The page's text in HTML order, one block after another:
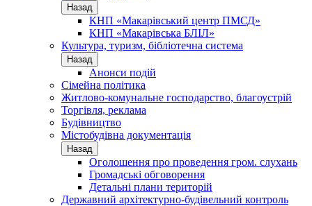
Назад
КНП «Макарівський центр ПМСД»
КНП «Макарівська БЛІЛ»
Культура, туризм, бібліотечна система
Назад
Анонси подій
Сімейна політика
Житлово-комунальне господарство, благоустрій
Торгівля, реклама
Будівництво
Містобудівна документація
Назад
Оголошення про проведення гром. слухань
Громадські обговорення
Детальні плани територій
Державний архітектурно-будівельний контроль